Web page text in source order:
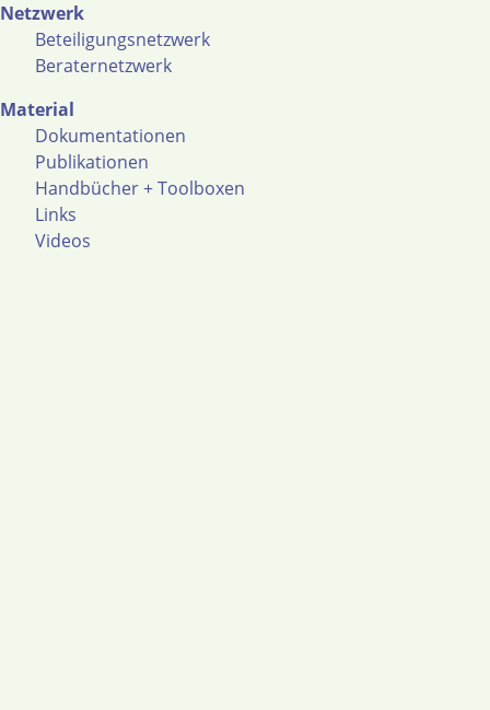
Netzwerk
Beteiligungsnetzwerk
Beraternetzwerk
Material
Dokumentationen
Publikationen
Handbücher + Toolboxen
Links
Videos